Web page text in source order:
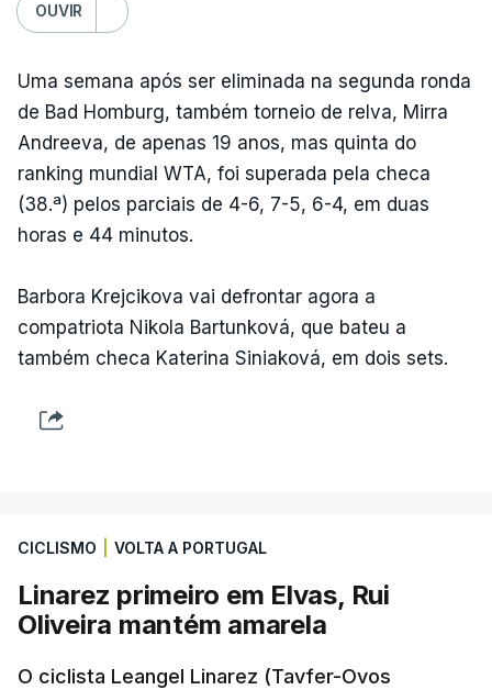
OUVIR
Uma semana após ser eliminada na segunda ronda
de Bad Homburg, também torneio de relva, Mirra
Andreeva, de apenas 19 anos, mas quinta do
ranking mundial WTA, foi superada pela checa
(38.ª) pelos parciais de 4-6, 7-5, 6-4, em duas
horas e 44 minutos.
Barbora Krejcikova vai defrontar agora a
compatriota Nikola Bartunková, que bateu a
também checa Katerina Siniaková, em dois sets.
CICLISMO VOLTA A PORTUGAL
Linarez primeiro em Elvas, Rui
Oliveira mantém amarela
O ciclista Leangel Linarez (Tavfer-Ovos